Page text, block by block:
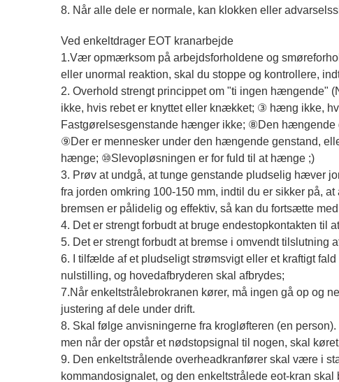
8. Når alle dele er normale, kan klokken eller
Ved enkeltdrager EOT kranarbejde
1.Vær opmærksom på arbejdsforholdene og
eller unormal reaktion, skal du stoppe og kontrollere,
2. Overhold strengt princippet om "ti ingen
ikke, hvis rebet er knyttet eller knækket; ③ hæng ikke,
Fastgørelsesgenstande hænger ikke; ⑧Den hængende
⑨Der er mennesker under den hængende genstand,
hænge; ⑩Slevopløsningen er for fuld til at hænge ;)
3. Prøv at undgå, at tunge genstande pludselig hæver
fra jorden omkring 100-150 mm, indtil du er sikker på,
bremsen er pålidelig og effektiv, så kan du fortsætte
4. Det er strengt forbudt at bruge endestopkontakten til
5. Det er strengt forbudt at bremse i omvendt tilslutning
6. I tilfælde af et pludseligt strømsvigt eller et kraftigt
nulstilling, og hovedafbryderen skal afbrydes;
7.Når enkeltstrålebrokranen kører, må ingen gå op og
justering af dele under drift.
8. Skal følge anvisningerne fra krogløfteren (en
men når der opstår et nødstopsignal til nogen, skal
9. Den enkeltstrålende overheadkranfører skal være i
kommandosignalet, og den enkeltstrålede eot-kran skal